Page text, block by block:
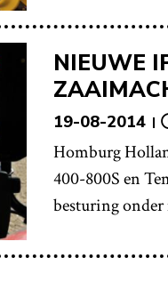
NIEUWE
19-08-2014
Homburg
400-800S en
besturing onder